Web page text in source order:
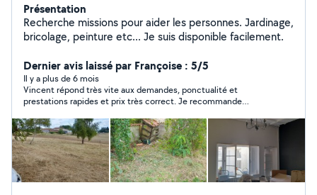
Présentation
Recherche missions pour aider les personnes. Jardinage,
bricolage, peinture etc... Je suis disponible facilement.
Dernier avis laissé par Françoise : 5/5
Il y a plus de 6 mois
Vincent répond très vite aux demandes, ponctualité et
prestations rapides et prix très correct. Je recommande